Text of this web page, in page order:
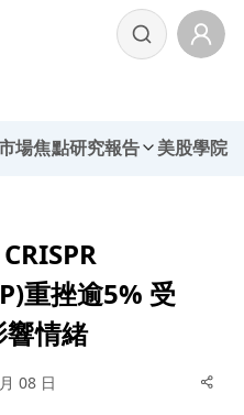
場焦點研究報告 美股學院
重挫逾5% 受
響情緒
08 日